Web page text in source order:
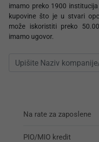
imamo preko 1900
kupovine što je u stvari
može iskoristiti preko
imamo ugovor.
Na rate za zaposlene
PIO/MIO kredit